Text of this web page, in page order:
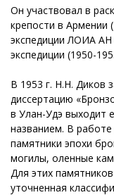
Он участвовал в
крепости в Армении
экспедиции ЛОИА АН
экспедиции (1950-
В 1953 г. Н.Н. Диков
диссертацию
в Улан-Удэ выходит
названием. В работе
памятники эпохи
могилы, оленные
Для этих
уточненная